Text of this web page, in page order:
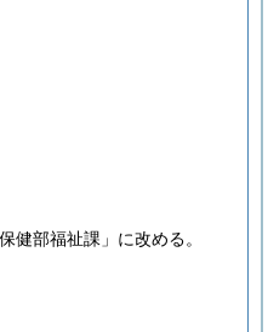
健部福祉課」に改める。